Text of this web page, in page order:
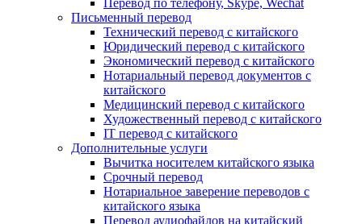
Перевод по телефону, Skype, Wechat
Письменный перевод
Технический перевод с китайского
Юридический перевод с китайского
Экономический перевод с китайского
Нотариальный перевод документов с
китайского
Медицинский перевод с китайского
Художественный перевод с китайского
IT перевод с китайского
Дополнительные услуги
Вычитка носителем китайского языка
Срочный перевод
Нотариальное заверение переводов с
китайского языка
Перевод аудиофайлов на китайский